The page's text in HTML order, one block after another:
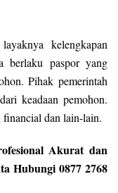
kelengkapan
berlaku paspor yang
Pihak pemerintah
keadaan pemohon.
dan lain-lain.
Akurat dan
Hubungi 0877 2768